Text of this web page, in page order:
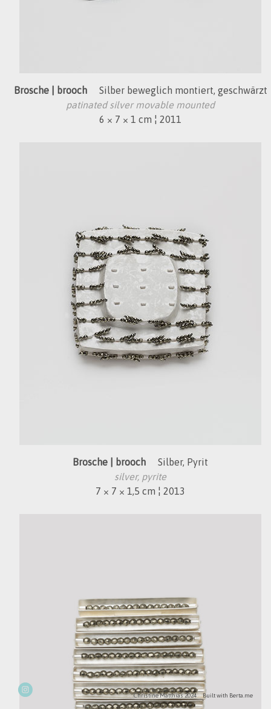
Brosche | broochSilber beweglich montiert, geschwärzt
patinated silver movable mounted
6 × 7 × 1 cm ¦ 2011
Brosche | brooch Silber, Pyrit
silver, pyrite
7 × 7 × 1,5 cm ¦ 2013
Built with Berta.me
Christine Matthias 2024